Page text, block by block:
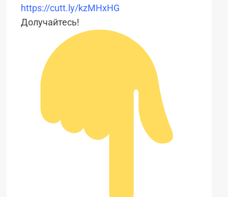
https://cutt.ly/kzMHxHG
Долучайтесь!